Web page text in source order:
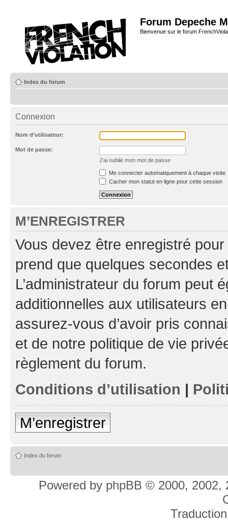
Forum Depeche
Bienvenue sur le forum
Index du forum
Connexion
Nom d’utilisateur:
Mot de passe:
J’ai oublié mon mot de passe
Me connecter automatiquement à chaque visite
Cacher mon statut en ligne pour cette session
M’ENREGISTRER
Vous devez être enregistré
prend que quelques secondes
L’administrateur du forum peut
additionnelles aux utilisateurs
assurez-vous d’avoir pris
et de notre politique de vie
règlement du forum.
Conditions d’utilisation |
M’enregistrer
Index du forum
Powered by phpBB © 2000, 2002,